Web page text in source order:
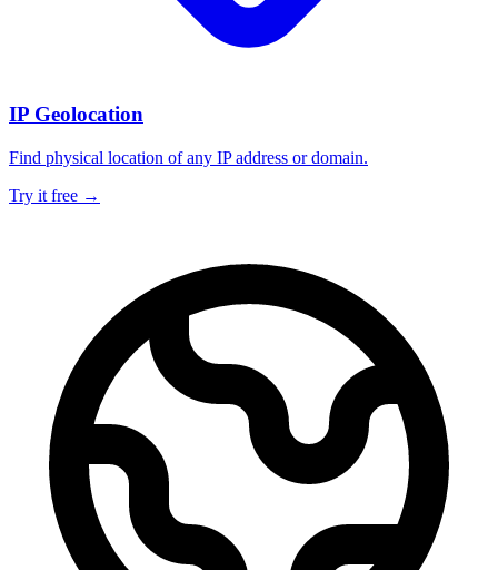
IP Geolocation
Find physical location of any IP address or domain.
Try it free →